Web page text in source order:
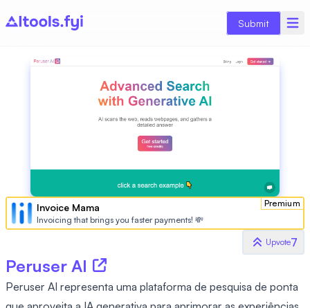
Submit
Premium
Invoice Mama
Invoicing that brings you faster payments! 💸
Upvote7
Peruser AI
Peruser AI representa uma plataforma de pesquisa de ponta